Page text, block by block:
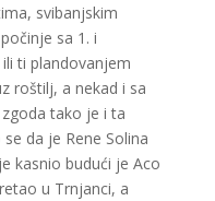
svibanjskim
sa 1. i
ti plandovanjem
roštilj, a nekad i sa
tako je i ta
da je Rene Solina
kasnio budući je Aco
u Trnjanci, a